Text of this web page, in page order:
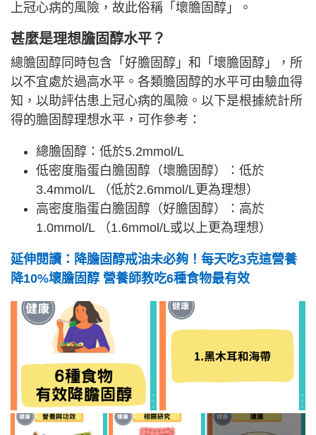
上冠心病的風險，故此俗稱「壞膽固醇」。
甚麼是理想膽固醇水平？
總膽固醇同時包含「好膽固醇」和「壞膽固醇」，所
以不宜處於過高水平。各類膽固醇的水平可由驗血得
知，以助評估患上冠心病的風險。以下是根據統計所
得的膽固醇理想水平，可作參考：
總膽固醇：低於5.2mmol/L
低密度脂蛋白膽固醇（壞膽固醇）：低於
3.4mmol/L （低於2.6mmol/L更為理想）
高密度脂蛋白膽固醇（好膽固醇）：高於
1.0mmol/L （1.6mmol/L或以上更為理想）
延伸閱讀：降膽固醇戒油未必夠！每天吃3克這營養
降10%壞膽固醇 營養師教吃6種食物最有效